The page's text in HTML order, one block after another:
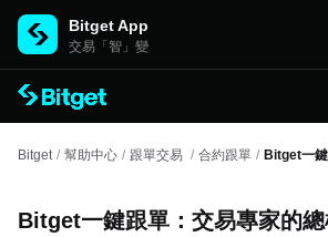
Bitget App
交易「智」變
Bitget / 幫助中心 / 跟單交易 / 合約跟單 / Bitget一
Bitget一鍵跟單：交易專家的